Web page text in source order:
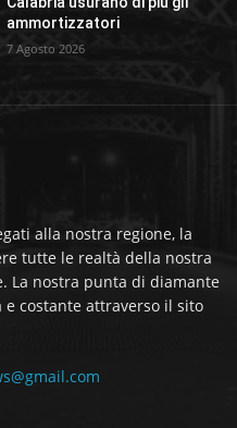
ammortizzatori
7 Agosto 2026
alla nostra regione, la
tutte le realtà della nostra
La nostra punta di diamante
costante attraverso il sito